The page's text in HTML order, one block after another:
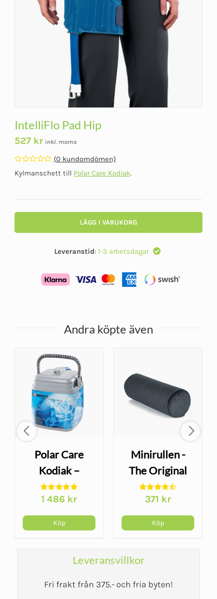
IntelliFlo Pad Hip
527 kr inkl. moms
Betygsatt
0
(0kundomdömen)
Kylmanschett till Polar Care Kodiak.
LÄGG I VARUKORG
Leveranstid: 1-3 arbetsdagar
Andra köpte även
Polar Care
Kodiak –
kylterapi i upp
till 8 timmar
1 486 kr
Köp
Minirullen -
The Original
McKenzie
371 kr
Köp
Leveransvillkor
Fri frakt från 375.- och fria byten!